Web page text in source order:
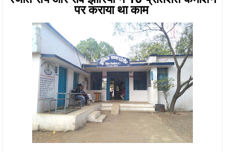
पर कराया था काम